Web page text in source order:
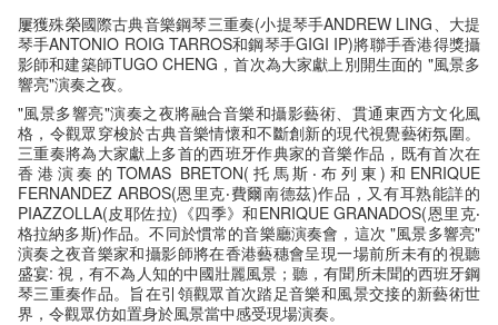
屢獲殊榮國際古典音樂鋼琴三重奏(小提琴手ANDREW LING、大提
琴手ANTONIO ROIG TARROS和鋼琴手GIGI IP)將聯手香港得獎攝
影師和建築師TUGO CHENG，首次為大家獻上別開生面的 "風景多
響亮"演奏之夜。
"風景多響亮"演奏之夜將融合音樂和攝影藝術、貫通東西方文化風
格，令觀眾穿梭於古典音樂情懷和不斷創新的現代視覺藝術氛圍。
三重奏將為大家獻上多首的西班牙作典家的音樂作品，既有首次在
香港演奏的TOMAS BRETON(托馬斯‧布列東)和ENRIQUE
FERNANDEZ ARBOS(恩里克‧費爾南德茲)作品，又有耳熟能詳的
PIAZZOLLA(皮耶佐拉)《四季》和ENRIQUE GRANADOS(恩里克‧
格拉納多斯)作品。不同於慣常的音樂廳演奏會，這次 "風景多響亮"
演奏之夜音樂家和攝影師將在香港藝穗會呈現一場前所未有的視聽
盛宴: 視，有不為人知的中國壯麗風景；聽，有聞所未聞的西班牙鋼
琴三重奏作品。旨在引領觀眾首次踏足音樂和風景交接的新藝術世
界，令觀眾仿如置身於風景當中感受現場演奏。